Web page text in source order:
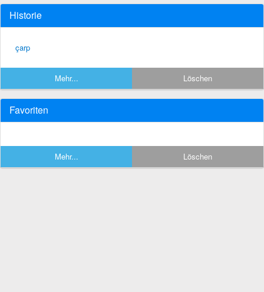
Historie
çarp
Mehr... Löschen
Favoriten
Mehr... Löschen